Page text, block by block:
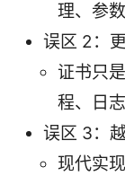
理、参
误区 2：
证书只
程、日
误区 3：
现代实